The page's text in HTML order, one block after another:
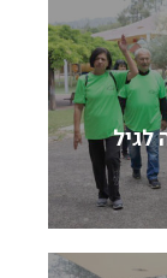
לגיל